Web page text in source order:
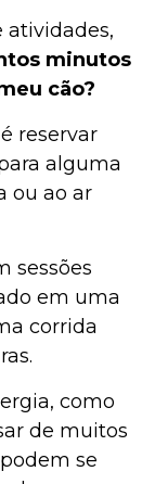
atividades,
minutos
cão?
reservar
alguma
ou ao ar
sessões
em uma
corrida
como
de muitos
se